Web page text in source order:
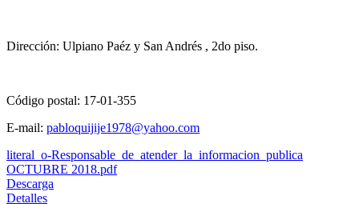
Dirección: Ulpiano Paéz y San Andrés , 2do piso.
Código postal: 17-01-355
E-mail: pabloquijije1978@yahoo.com
literal_o-Responsable_de_atender_la_informacion_publica
OCTUBRE 2018.pdf
Descarga
Detalles